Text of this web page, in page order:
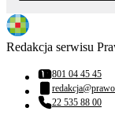
Redakcja serwisu
Numer telefonu:
801 04 45 45
Adres email:
Numer telefonu:
22 535 88 00